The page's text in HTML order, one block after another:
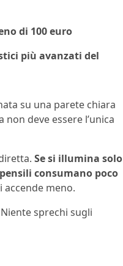
di 100 euro
più avanzati del
su una parete chiara
deve essere l’unica
Se si illumina solo
consumano poco
accende meno.
sprechi sugli